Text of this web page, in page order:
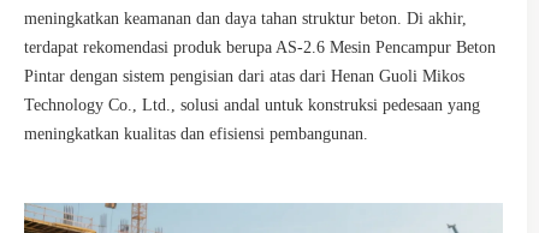
meningkatkan keamanan dan daya tahan struktur beton. Di akhir,
terdapat rekomendasi produk berupa AS-2.6 Mesin Pencampur Beton
Pintar dengan sistem pengisian dari atas dari Henan Guoli Mikos
Technology Co., Ltd., solusi andal untuk konstruksi pedesaan yang
meningkatkan kualitas dan efisiensi pembangunan.